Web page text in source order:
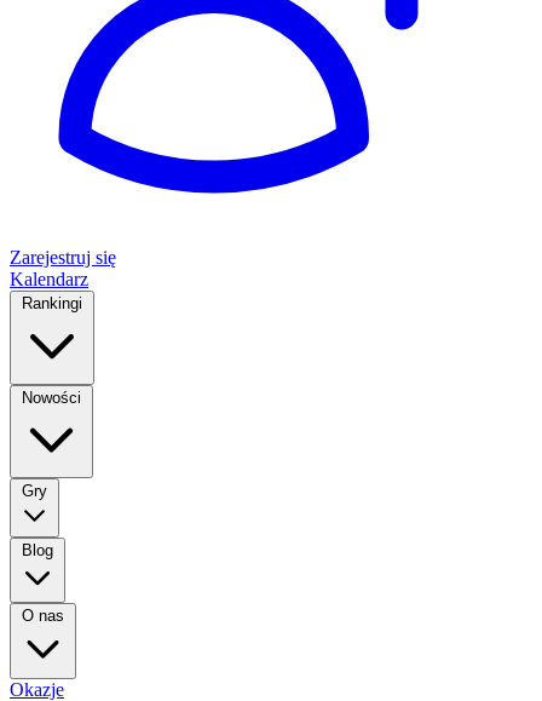
Zarejestruj się
Kalendarz
Rankingi
Nowości
Gry
Blog
O nas
Okazje